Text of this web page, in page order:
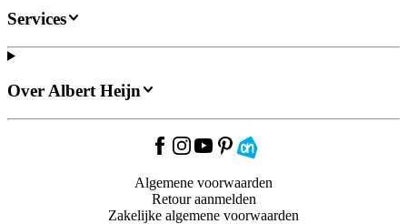
Services
Over Albert Heijn
Algemene voorwaarden
Retour aanmelden
Zakelijke algemene voorwaarden